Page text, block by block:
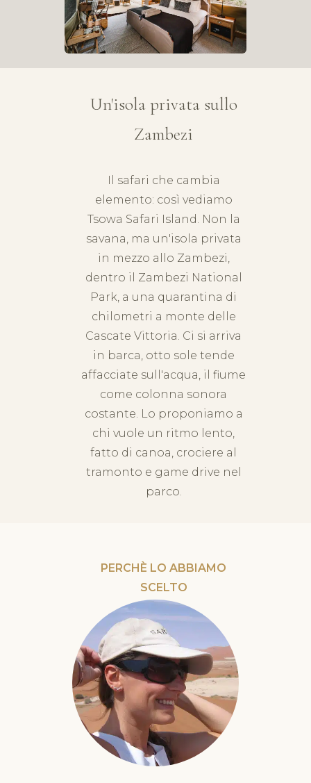
Un'isola privata sullo
Zambezi
Il safari che cambia
elemento: così vediamo
Tsowa Safari Island. Non la
savana, ma un'isola privata
in mezzo allo Zambezi,
dentro il Zambezi National
Park, a una quarantina di
chilometri a monte delle
Cascate Vittoria . Ci si arriva
in barca, otto sole tende
affacciate sull'acqua, il fiume
come colonna sonora
costante. Lo proponiamo a
chi vuole un ritmo lento,
fatto di canoa, crociere al
tramonto e game drive nel
parco.
PERCHÈ LO ABBIAMO
SCELTO